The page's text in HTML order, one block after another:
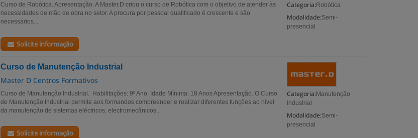
Categoria: Robótica
Modalidade:Semi-
presencial
Curso de Robótica. Apresentação. A Master.D criou o curso de Robótica com o objetivo de atender às
necessidades de mão de obra no setor. A procura por pessoal qualificado é crescente e são
necessários...
Solicite informação
Curso de Manutenção Industrial
Master D Centros Formativos
Categoria: Manutenção
Industrial
Modalidade:Semi-
presencial
Curso de Manutenção Industrial. Habilitações: 9º Ano Idade Mínima: 18 Anos Apresentação. O Curso
de Manutenção Industrial permite aos formandos compreender e realizar diferentes funções ao nível
da manutenção de sistemas eléctricos, electromecânicos...
Solicite informação